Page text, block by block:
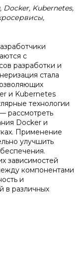
Docker, Kubernetes,
с
разработки и
стала
и Kubernetes
технологии
рассмотреть
Docker и
Применение
улучшить
зависимостей
компонентами
и
в различных